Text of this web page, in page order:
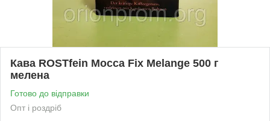
Кава ROSTfein Mocca Fix Melange 500 г
мелена
Готово до відправки
Опт і роздріб